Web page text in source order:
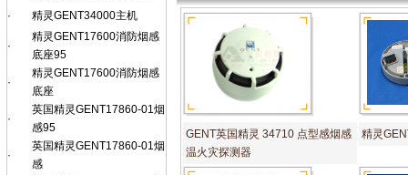
·
精灵GENT34000主机
·
精灵GENT17600消防烟感
底座95
·
精灵GENT17600消防烟感
底座
·
英国精灵GENT17860-01烟
感95
·
英国精灵GENT17860-01烟
感
GENT英国精灵 34710 点型感烟感
温火灾探测器
精灵